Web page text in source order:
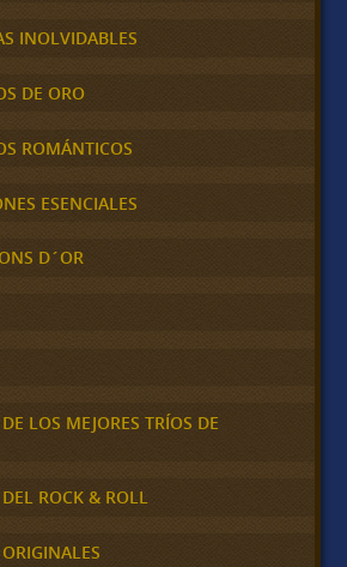
INOLVIDABLES
DE ORO
ROMÁNTICOS
ESENCIALES
D´OR
LOS MEJORES TRÍOS DE
ROCK & ROLL